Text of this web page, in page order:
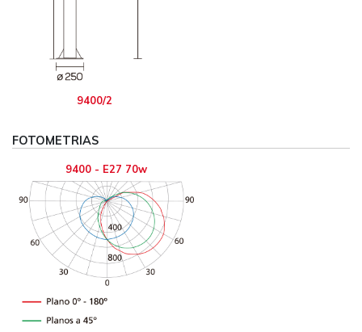
9400/2
FOTOMETRIAS
9400 - E27 70w